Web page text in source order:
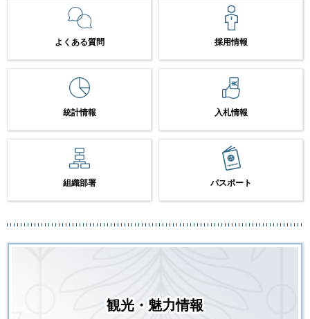
よくある質問 採用情報
統計情報 入札情報
組織部署 パスポート
観光・魅力情報